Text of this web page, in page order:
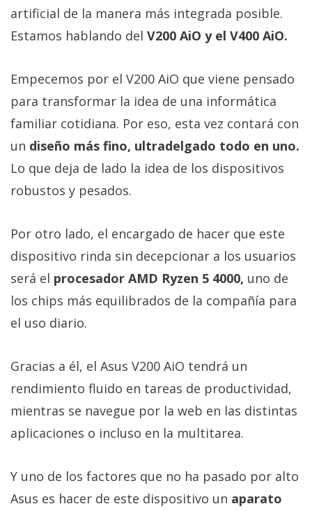
artificial de la manera más integrada posible.
Estamos hablando del V200 AiO y el V400 AiO.
Empecemos por el V200 AiO que viene pensado
para transformar la idea de una informática
familiar cotidiana. Por eso, esta vez contará con
un diseño más fino, ultradelgado todo en uno.
Lo que deja de lado la idea de los dispositivos
robustos y pesados.
Por otro lado, el encargado de hacer que este
dispositivo rinda sin decepcionar a los usuarios
será el procesador AMD Ryzen 5 4000, uno de
los chips más equilibrados de la compañía para
el uso diario.
Gracias a él, el Asus V200 AiO tendrá un
rendimiento fluido en tareas de productividad,
mientras se navegue por la web en las distintas
aplicaciones o incluso en la multitarea.
Y uno de los factores que no ha pasado por alto
Asus es hacer de este dispositivo un aparato